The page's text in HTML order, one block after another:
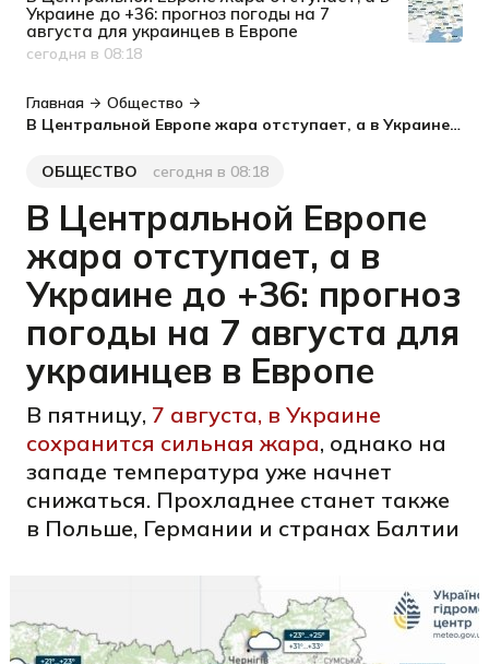
Украине до +36: прогноз погоды на 7
августа для украинцев в Европе
Дата публикации
сегодня в 08:18
Главная
Общество
В Центральной Европе жара отступает, а в Украине до +36: прогноз погоды на 7 августа для украинцев в Европе
Категория
ОБЩЕСТВО
Дата публикациисегодня в 08:18
В Центральной Европе
жара отступает, а в
Украине до +36: прогноз
погоды на 7 августа для
украинцев в Европе
В пятницу, 7 августа, в Украине
сохранится сильная жара, однако на
западе температура уже начнет
снижаться. Прохладнее станет также
в Польше, Германии и странах Балтии